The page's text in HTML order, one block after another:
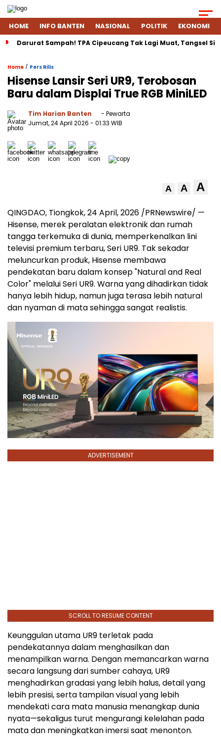
HOME INFO BANTEN NASIONAL POLITIK EKONOMI
Darurat Sampah! TPA Cipeucang Tak Lagi Muat, Tangsel
Home / Pers Rilis
Hisense Lansir Seri UR9, Terobosan
Baru dalam Displai True RGB MiniLED
Tim Harian Banten
- Pewarta
Jumat, 24 April 2026 - 01:33 WIB
A A A
QINGDAO, Tiongkok,24 April, 2026 /PRNewswire/ —
Hisense, merek peralatan elektronik dan rumah
tangga terkemuka di dunia, memperkenalkan lini
televisi premium terbaru, Seri UR9. Tak sekadar
meluncurkan produk, Hisense membawa
pendekatan baru dalam konsep "Natural and Real
Color" melalui Seri UR9. Warna yang dihadirkan tidak
hanya lebih hidup, namun juga terasa lebih natural
dan nyaman di mata sehingga sangat realistis.
ADVERTISEMENT
SCROLL TO RESUME CONTENT
Keunggulan utama UR9 terletak pada
pendekatannya dalam menghasilkan dan
menampilkan warna. Dengan memancarkan warna
secara langsung dari sumber cahaya, UR9
menghadirkan gradasi yang lebih halus, detail yang
lebih presisi, serta tampilan visual yang lebih
mendekati cara mata manusia menangkap dunia
nyata—sekaligus turut mengurangi kelelahan pada
mata dan meningkatkan imersi saat menonton.